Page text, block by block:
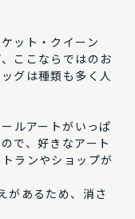
ット・クイーン
ここならではのお
グは種類も多く人
ルアートがいっぱ
で、好きなアート
ランやショップが
があるため、消さ